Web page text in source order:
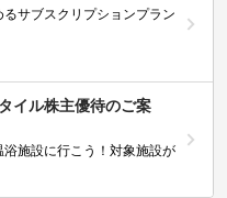
サブスクリプションプラン
イル株主優待のご案
施設に行こう！対象施設が